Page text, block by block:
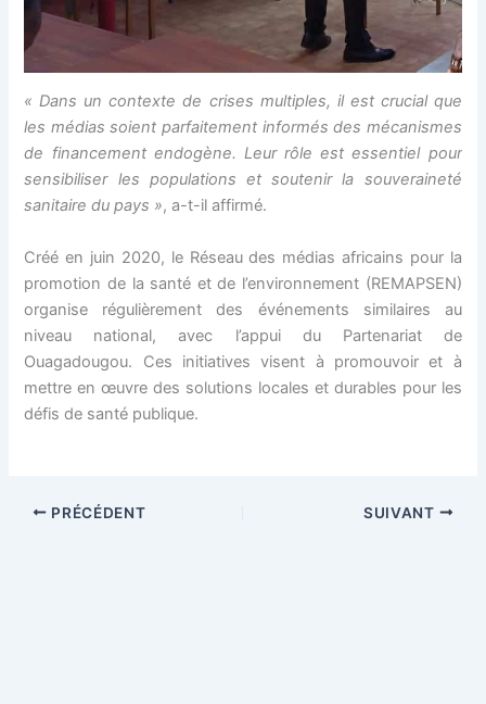
« Dans un contexte de crises multiples, il est crucial que
les médias soient parfaitement informés des mécanismes
de financement endogène. Leur rôle est essentiel pour
sensibiliser les populations et soutenir la souveraineté
sanitaire du pays », a-t-il affirmé.
Créé en juin 2020, le Réseau des médias africains pour la
promotion de la santé et de l’environnement (REMAPSEN)
organise régulièrement des événements similaires au
niveau national, avec l’appui du Partenariat de
Ouagadougou. Ces initiatives visent à promouvoir et à
mettre en œuvre des solutions locales et durables pour les
défis de santé publique.
PRÉCÉDENT SUIVANT